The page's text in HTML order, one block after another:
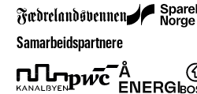
Samarbeidspartnere